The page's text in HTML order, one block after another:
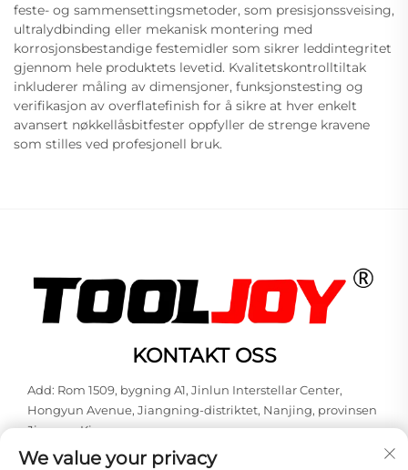
feste- og sammensettingsmetoder, som presisjonssveising,
ultralydbinding eller mekanisk montering med
korrosjonsbestandige festemidler som sikrer leddintegritet
gjennom hele produktets levetid. Kvalitetskontrolltiltak
inkluderer måling av dimensjoner, funksjonstesting og
verifikasjon av overflatefinish for å sikre at hver enkelt
avansert nøkkellåsbitfester oppfyller de strenge kravene
som stilles ved profesjonell bruk.
KONTAKT OSS
Add: Rom 1509, bygning A1, Jinlun Interstellar Center,
Hongyun Avenue, Jiangning-distriktet, Nanjing, provinsen
Jiangsu, Kina
Tlf:+86-13851848144
We value your privacy